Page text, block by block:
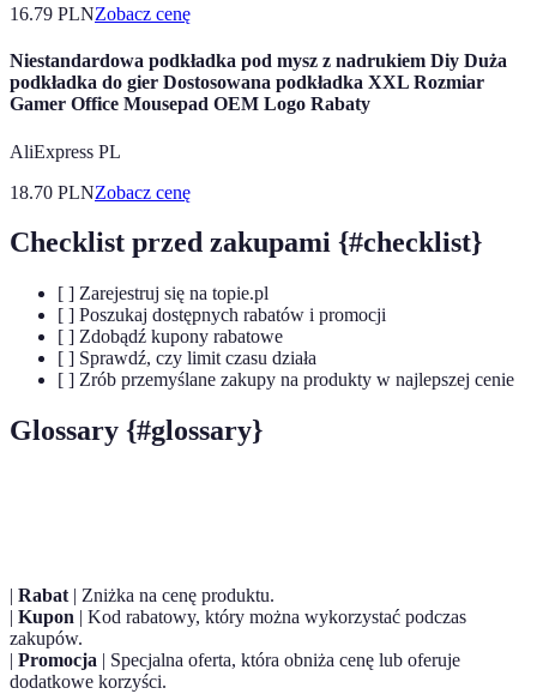
16.79 PLNZobacz cenę
Niestandardowa podkładka pod mysz z nadrukiem Diy Duża
podkładka do gier Dostosowana podkładka XXL Rozmiar
Gamer Office Mousepad OEM Logo Rabaty
AliExpress PL
18.70 PLNZobacz cenę
Checklist przed zakupami {#checklist}
[ ] Zarejestruj się na topie.pl
[ ] Poszukaj dostępnych rabatów i promocji
[ ] Zdobądź kupony rabatowe
[ ] Sprawdź, czy limit czasu działa
[ ] Zrób przemyślane zakupy na produkty w najlepszej cenie
Glossary {#glossary}
| Rabat | Zniżka na cenę produktu.
| Kupon | Kod rabatowy, który można wykorzystać podczas
zakupów.
| Promocja | Specjalna oferta, która obniża cenę lub oferuje
dodatkowe korzyści.